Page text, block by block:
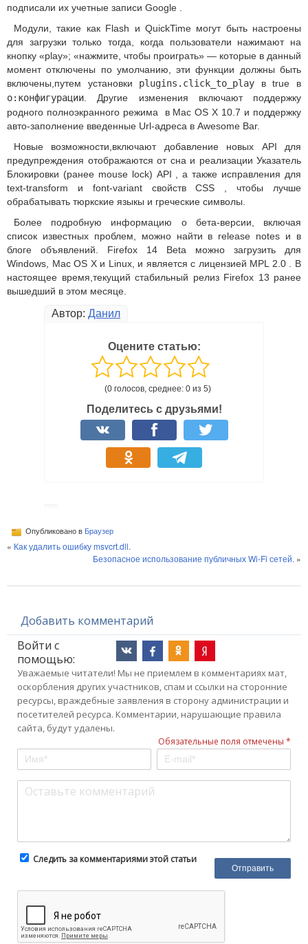
подписали их учетные записи Google .
Модули, такие как Flash и QuickTime могут быть настроены
для загрузки только тогда, когда пользователи нажимают на
кнопку «play»; «нажмите, чтобы проиграть» — которые в данный
момент отключены по умолчанию, эти функции должны быть
включены,путем установки plugins.click_to_play в true в
о:конфигурации . Другие изменения включают поддержку
родного полноэкранного режима в Mac OS X 10.7 и поддержку
авто-заполнение введенные Url-адреса в Awesome Bar.
Новые возможности,включают добавление новых API для
предупреждения отображаются от сна и реализации Указатель
Блокировки (ранее mouse lock) API , а также исправления для
text-transform и font-variant свойств CSS , чтобы лучше
обрабатывать тюркские языкы и греческие символы.
Более подробную информацию о бета-версии, включая
список известных проблем, можно найти в release notes и в
блоге объявлений. Firefox 14 Beta можно загрузить для
Windows, Mac OS X и Linux, и является с лицензией MPL 2.0 . В
настоящее время,текущий стабильный релиз Firefox 13 ранее
вышедший в этом месяце.
Автор: Данил
Оцените статью:
(0 голосов, среднее: 0 из 5)
Поделитесь с друзьями!
Опубликовано в Браузер
« Как удалить ошибку msvcrt.dll.
Безопасное использование публичных Wi-Fi сетей. »
Добавить комментарий
Войти с
помощью:
Уважаемые читатели! Мы не приемлем в комментариях мат,
оскорбления других участников, спам и ссылки на сторонние
ресурсы, враждебные заявления в сторону администрации и
посетителей ресурса. Комментарии, нарушающие правила
сайта, будут удалены.
Обязательные поля отмечены *
Следить за комментариями этой статьи